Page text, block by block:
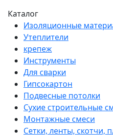
Каталог
Изоляционные
Утеплители
крепеж
Инструменты
Для сварки
Гипсокартон
Подвесные потолки
Сухие строительные
Монтажные смеси
Сетки, ленты, скотчи,